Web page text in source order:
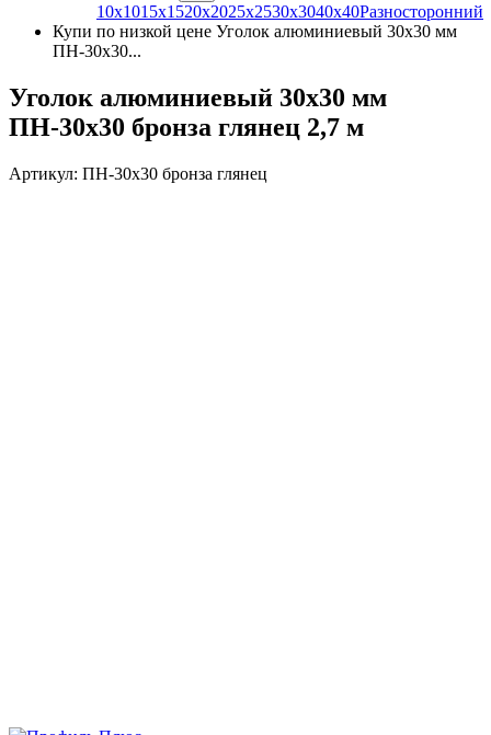
10х1015х1520х2025х2530х3040х40Разносторонний
Купи по низкой цене Уголок алюминиевый 30х30 мм
ПН-30х30...
Уголок алюминиевый 30х30 мм
ПН-30х30 бронза глянец 2,7 м
Артикул: ПН-30х30 бронза глянец